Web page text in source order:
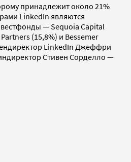
принадлежит около 21%
LinkedIn являются
— Sequoia Capital
(15,8%) и Bessemer
LinkedIn Джеффри
Стивен Сорделло —